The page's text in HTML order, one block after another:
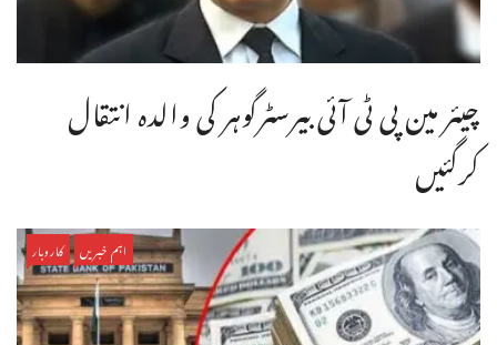
چیئر مین پی ٹی آئی بیرسٹرگوہر کی والدہ انتقال
کرگئیں
اہم خبریں کاروبار